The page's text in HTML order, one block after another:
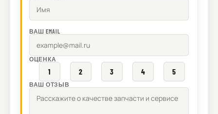
ВАШ EMAIL
ОЦЕНКА
1 2 3 4 5
ВАШ ОТЗЫВ